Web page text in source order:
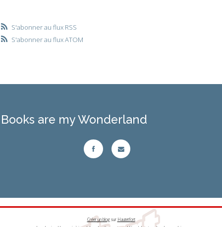
S'abonner au flux RSS
S'abonner au flux ATOM
Books are my Wonderland
Créer un blogsur Hautetfort